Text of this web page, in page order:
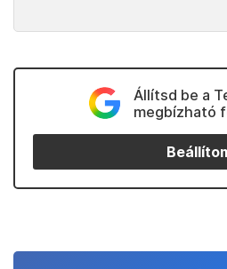
Állítsd be a
megbízható